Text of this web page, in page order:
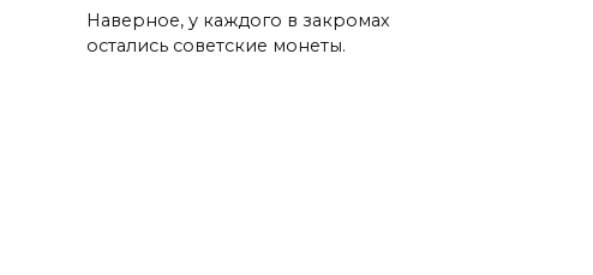
Наверное, у каждого в закромах
остались советские монеты.